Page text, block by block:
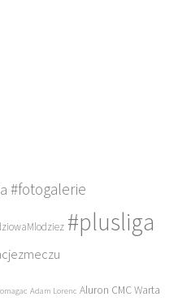
#fotogalerie
#plusliga
Adam Lorenc Aluron CMC Warta